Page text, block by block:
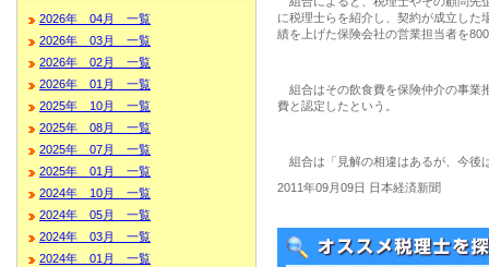
2026年 04月 一覧
2026年 03月 一覧
2026年 02月 一覧
2026年 01月 一覧
2025年 10月 一覧
2025年 08月 一覧
2025年 07月 一覧
2025年 01月 一覧
2024年 10月 一覧
2024年 05月 一覧
2024年 03月 一覧
2024年 01月 一覧
に税理士らを紹介し、契約が成立した
績を上げた保険会社の営業担当者を
組合はその飲食費を保険仲介の事業
費と認定したという。
組合は「見解の相違はあるが、今後
2011年09月09日 日本経済新聞